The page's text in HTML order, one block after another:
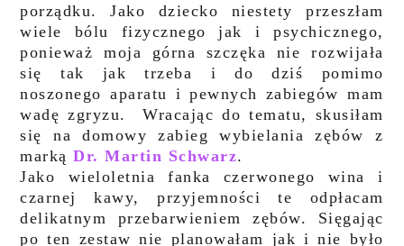
porządku.
Jako dziecko niestety przeszłam
wiele bólu fizycznego jak i psychicznego,
ponieważ moja górna szczęka nie rozwijała
się tak jak trzeba i do dziś pomimo
noszonego aparatu i pewnych zabiegów mam
wadę zgryzu.
Wracając do tematu, skusiłam
się nadomowy zabieg wybielania zębów z
markąDr. Martin Schwarz.
Jako wieloletnia fanka czerwonego wina i
czarnej kawy, przyjemności te odpłacam
delikatnym przebarwieniem zębów. Sięgając
po ten zestaw nie planowałam jak i nie było